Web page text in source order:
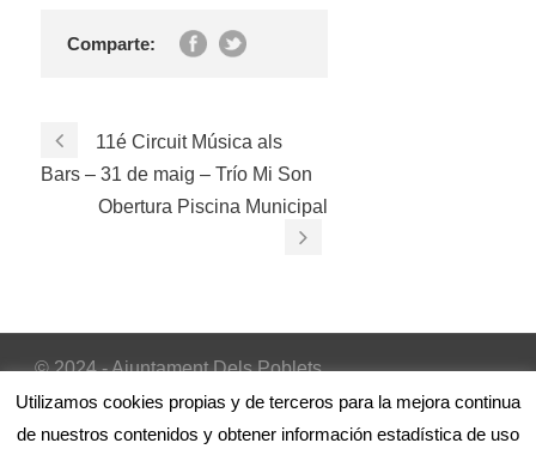
Comparte:
11é Circuit Música als
Bars – 31 de maig – Trío Mi Son
Obertura Piscina Municipal
© 2024 - Ajuntament Dels Poblets
Inicio |Avís Legal |Política de cookies
Utilizamos cookies propias y de terceros para la mejora continua
de nuestros contenidos y obtener información estadística de uso